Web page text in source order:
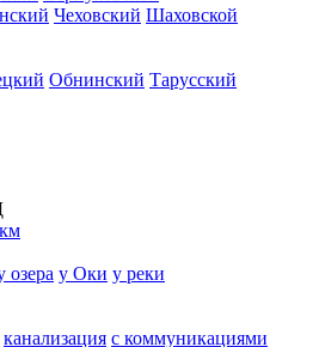
Чеховский Шаховской
Обнинский Тарусский
озера у Оки у реки
канализация с коммуникациями